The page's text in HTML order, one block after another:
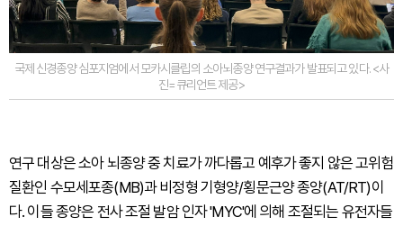
국제 신경종양 심포지엄에서 모카시클립의 소아뇌종양 연구결과가 발표되고 있다. <사
진=큐리언트 제공>
연구 대상은 소아 뇌종양 중 치료가 까다롭고 예후가 좋지 않은 고위험
질환인 수모세포종(MB)과 비정형 기형양/횡문근양 종양(AT/RT)이
다. 이들 종양은 전사 조절 발암 인자 'MYC'에 의해 조절되는 유전자들